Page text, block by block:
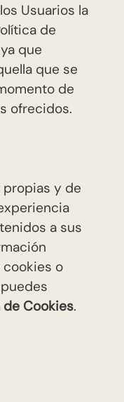
Usuarios la
de
ya que
que se
de
ofrecidos.
y de
a sus
cookies o
de Cookies.